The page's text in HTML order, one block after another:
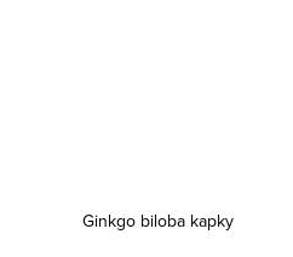
Ginkgo biloba kapky